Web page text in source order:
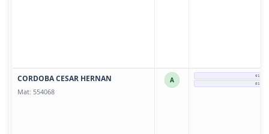
CORDOBA CESAR HERNAN
Mat: 554068
A